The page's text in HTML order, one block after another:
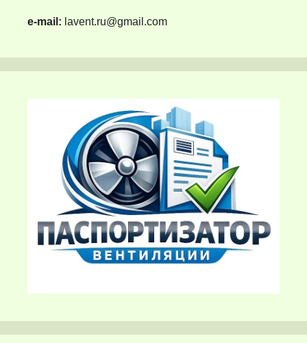
e-mail: lavent.ru@gmail.com